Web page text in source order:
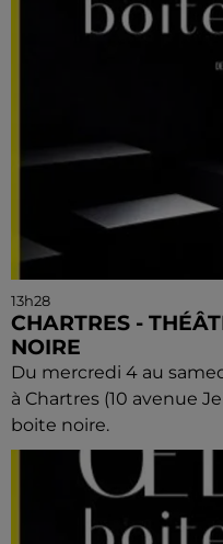
13h28
CHARTRES -
NOIRE
Du mercredi 4 au
à Chartres (10 avenue
boite noire.